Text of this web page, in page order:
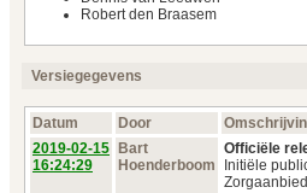
Robert den Braasem
Versiegegevens
Datum Door
2019‑02‑15
16:24:29
Bart
Hoenderboom
Officiële
Initiële